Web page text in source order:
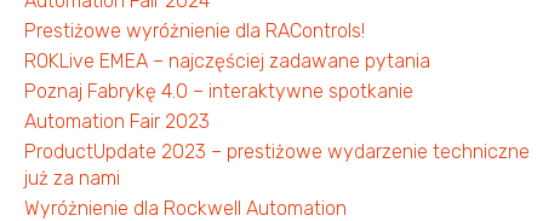
Prestiżowe wyróżnienie dla RAControls!
ROKLive EMEA – najczęściej zadawane pytania
Poznaj Fabrykę 4.0 – interaktywne spotkanie
Automation Fair 2023
ProductUpdate 2023 – prestiżowe wydarzenie techniczne
już za nami
Wyróżnienie dla Rockwell Automation